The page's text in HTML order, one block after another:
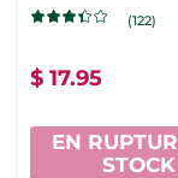
(122)
$ 17.95
EN
STOCK